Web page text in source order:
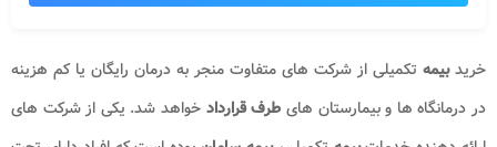
خریدبیمه تکمیلی از شرکت های متفاوت منجر به درمان رایگان یا کم هزینه
در درمانگاه ها و بیمارستان های طرف قرارداد خواهد شد. یکی از شرکت های